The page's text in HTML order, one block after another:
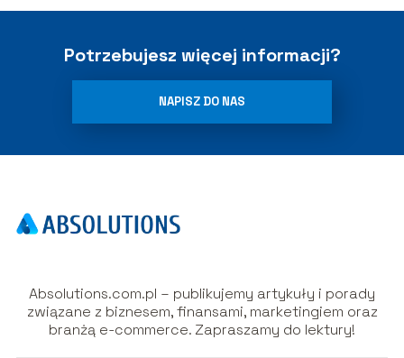
Potrzebujesz więcej informacji?
NAPISZ DO NAS
Absolutions.com.pl – publikujemy artykuły i porady
związane z biznesem, finansami, marketingiem oraz
branżą e-commerce. Zapraszamy do lektury!